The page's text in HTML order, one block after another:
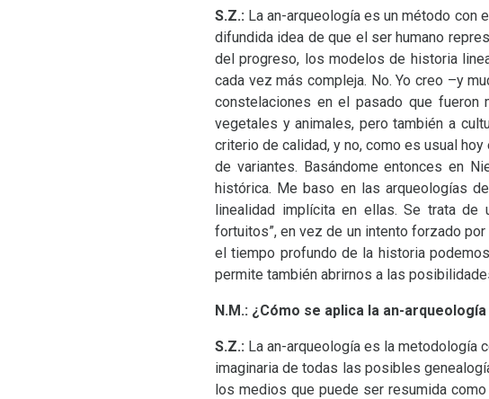
S.Z.: La an-arqueología es un método con
difundida idea de que el ser humano
del progreso, los modelos de historia
cada vez más compleja. No. Yo creo –y
constelaciones en el pasado que
vegetales y animales, pero también a
criterio de calidad, y no, como es usual
de variantes. Basándome entonces en
histórica. Me baso en las arqueologías
linealidad implícita en ellas. Se trata de
fortuitos”, en vez de un intento forzado
el tiempo profundo de la historia
permite también abrirnos a las
N.M.: ¿Cómo se aplica la an-
S.Z.: La an-arqueología es la metodología
imaginaria de todas las posibles
los medios que puede ser resumida